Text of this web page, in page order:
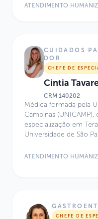
Transplante Renal
ATENDIMENTO
CUIDADOS
DOR
CHEFE DE
Cintia
CRM 140202
Médica formada pela
Campinas
especialização em
Universidade de São
Faculdade Sírio-
Avaliação e
(RQE 562621). Atua
2012, com
ATENDIMENTO
CHEFE DE